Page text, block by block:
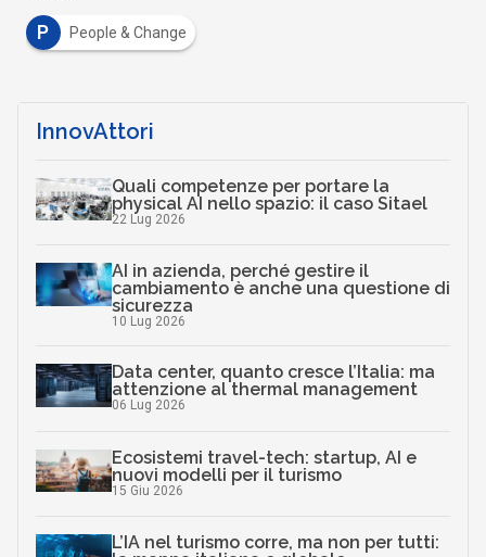
P People & Change
InnovAttori
Quali competenze per portare la
physical AI nello spazio: il caso Sitael
22 Lug 2026
AI in azienda, perché gestire il
cambiamento è anche una questione di
sicurezza
10 Lug 2026
Data center, quanto cresce l’Italia: ma
attenzione al thermal management
06 Lug 2026
Ecosistemi travel-tech: startup, AI e
nuovi modelli per il turismo
15 Giu 2026
L’IA nel turismo corre, ma non per tutti: